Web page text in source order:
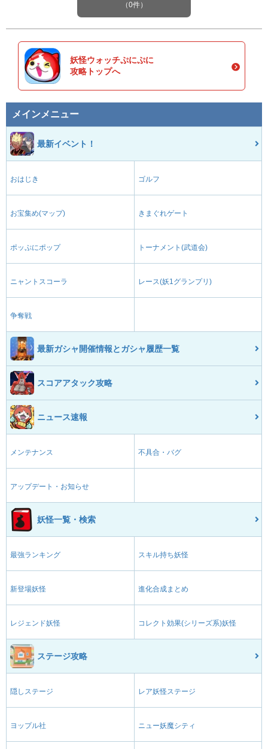
（0件）
妖怪ウォッチぷにぷに
攻略トップへ
メインメニュー
最新イベント！
おはじき ゴルフ
お宝集め(マップ) きまぐれゲート
ポッぷにポップ トーナメント(武道会)
ニャントスコーラ レース(妖1グランプリ)
争奪戦
最新ガシャ開催情報とガシャ履歴一覧
スコアアタック攻略
ニュース速報
メンテナンス 不具合・バグ
アップデート・お知らせ
妖怪一覧・検索
最強ランキング スキル持ち妖怪
新登場妖怪 進化合成まとめ
レジェンド妖怪 コレクト効果(シリーズ系)妖怪
ステージ攻略
隠しステージ レア妖怪ステージ
ヨップル社 ニュー妖魔シティ